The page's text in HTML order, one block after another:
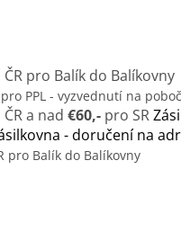
pro Balík do Balíkovny
PPL - vyzvednutí na
a nad €60,- pro SR
- doručení na
pro Balík do Balíkovny